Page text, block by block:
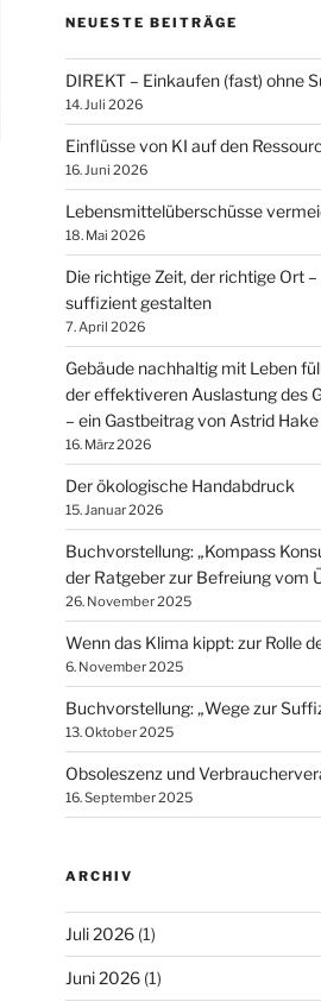
NEUESTE BEITRÄGE
DIREKT – Einkaufen (fast) ohne
14. Juli 2026
Einflüsse von KI auf den
16. Juni 2026
Lebensmittelüberschüsse
18. Mai 2026
Die richtige Zeit, der richtige Ort
suffizient gestalten
7. April 2026
Gebäude nachhaltig mit Leben
der effektiveren Auslastung des
– ein Gastbeitrag von Astrid Hake
16. März 2026
Der ökologische Handabdruck
15. Januar 2026
Buchvorstellung: „Kompass
der Ratgeber zur Befreiung vom
26. November 2025
Wenn das Klima kippt: zur Rolle
6. November 2025
Buchvorstellung: „Wege zur
13. Oktober 2025
Obsoleszenz und
16. September 2025
ARCHIV
Juli 2026(1)
Juni 2026(1)